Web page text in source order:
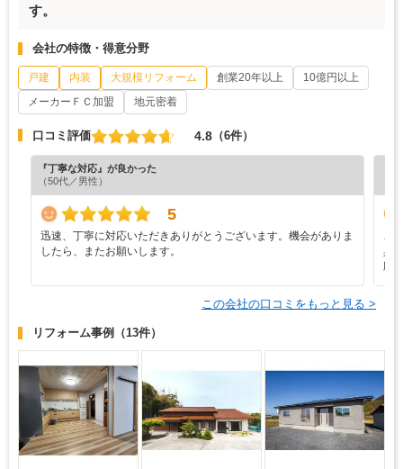
す。
会社の特徴・得意分野
戸建 内装 大規模リフォーム 創業20年以上
10億円以上
メーカーＦＣ加盟
地元密着
口コミ評価 4.8 （6件）
『丁寧な対応』が良かった
（50代／男性）
5
迅速、丁寧に対応いただきありがとうございます。機会がありま
したら、またお願いします。
具
願
この会社の口コミをもっと見る >
リフォーム事例 （13件）